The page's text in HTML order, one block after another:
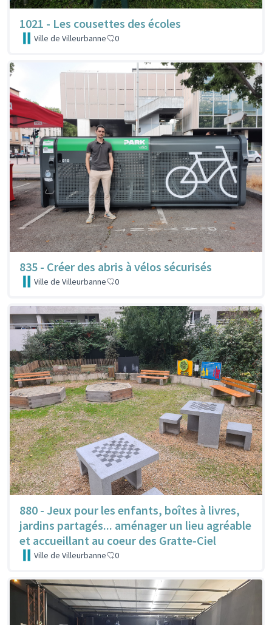
1021 - Les cousettes des écoles
Ville de Villeurbanne 0
835 - Créer des abris à vélos sécurisés
Ville de Villeurbanne 0
880 - Jeux pour les enfants, boîtes à livres,
jardins partagés... aménager un lieu agréable
et accueillant au coeur des Gratte-Ciel
Ville de Villeurbanne 0